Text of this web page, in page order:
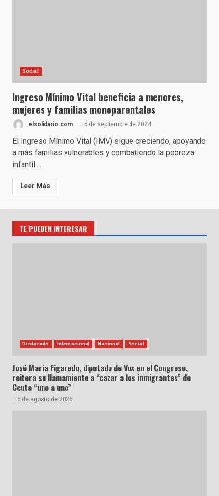
Social
Ingreso Mínimo Vital beneficia a menores,
mujeres y familias monoparentales
elsolidario.com 5 de septiembre de 2024
El Ingreso Mínimo Vital (IMV) sigue creciendo, apoyando
a más familias vulnerables y combatiendo la pobreza
infantil....
Leer Más
TE PUEDEN INTERESAR
Destacado Internacional Nacional Social
José María Figaredo, diputado de Vox en el Congreso,
reitera su llamamiento a “cazar a los inmigrantes” de
Ceuta “uno a uno”
6 de agosto de 2026